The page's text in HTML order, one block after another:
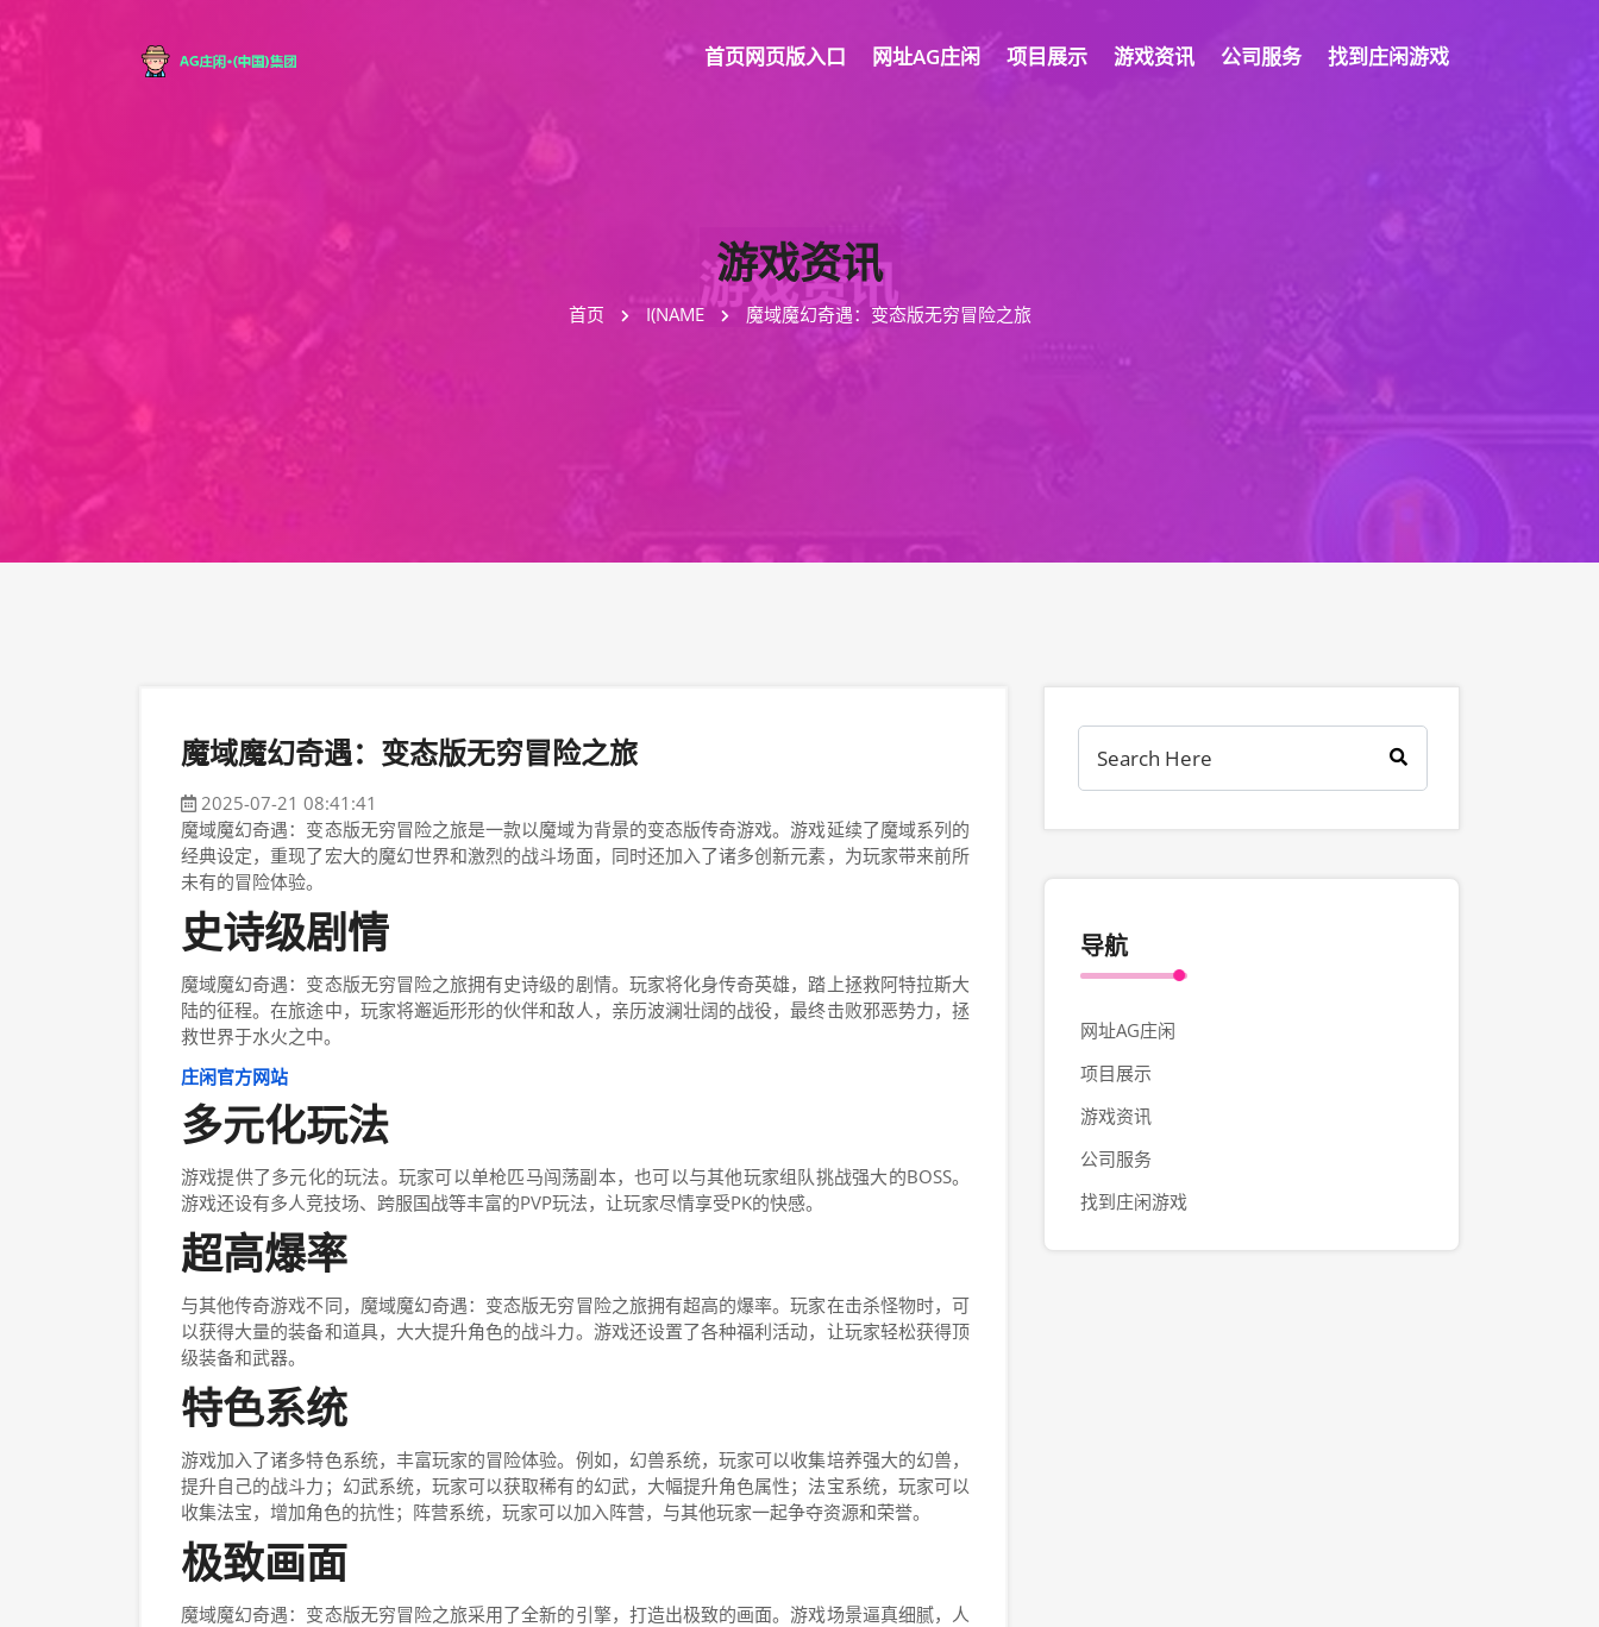
首页网页版入口 网址AG庄闲 项目展示 游戏资讯 公司服务 找到庄闲游戏
游戏资讯
首页 I(NAME 魔域魔幻奇遇：变态版无穷冒险之旅
魔域魔幻奇遇：变态版无穷冒险之旅
2025-07-21 08:41:41
魔域魔幻奇遇：变态版无穷冒险之旅是一款以魔域为背景的变态版传奇游戏。游戏延续了魔域系列的
经典设定，重现了宏大的魔幻世界和激烈的战斗场面，同时还加入了诸多创新元素，为玩家带来前所
未有的冒险体验。
史诗级剧情
魔域魔幻奇遇：变态版无穷冒险之旅拥有史诗级的剧情。玩家将化身传奇英雄，踏上拯救阿特拉斯大
陆的征程。在旅途中，玩家将邂逅形形的伙伴和敌人，亲历波澜壮阔的战役，最终击败邪恶势力，拯
救世界于水火之中。
庄闲官方网站
多元化玩法
游戏提供了多元化的玩法。玩家可以单枪匹马闯荡副本，也可以与其他玩家组队挑战强大的BOSS。
游戏还设有多人竞技场、跨服国战等丰富的PVP玩法，让玩家尽情享受PK的快感。
超高爆率
与其他传奇游戏不同，魔域魔幻奇遇：变态版无穷冒险之旅拥有超高的爆率。玩家在击杀怪物时，可
以获得大量的装备和道具，大大提升角色的战斗力。游戏还设置了各种福利活动，让玩家轻松获得顶
级装备和武器。
特色系统
游戏加入了诸多特色系统，丰富玩家的冒险体验。例如，幻兽系统，玩家可以收集培养强大的幻兽，
提升自己的战斗力；幻武系统，玩家可以获取稀有的幻武，大幅提升角色属性；法宝系统，玩家可以
收集法宝，增加角色的抗性；阵营系统，玩家可以加入阵营，与其他玩家一起争夺资源和荣誉。
极致画面
魔域魔幻奇遇：变态版无穷冒险之旅采用了全新的引擎，打造出极致的画面。游戏场景逼真细腻，人
导航
网址AG庄闲
项目展示
游戏资讯
公司服务
找到庄闲游戏